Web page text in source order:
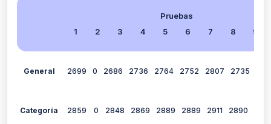
Pruebas
1
2 3 4 5 6 7 8 9
General 2699 0 2686 2736 2764 2752 2807 2735
Categoría 2859 0 2848 2869 2889 2889 2911 2890